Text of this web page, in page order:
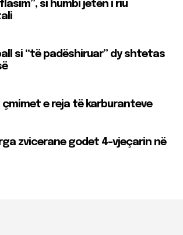
si humbi jetën i riu
si “të padëshiruar” dy shtetas
çmimet e reja të karburanteve
zvicerane godet 4-vjeçarin në